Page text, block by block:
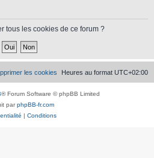
tous les cookies de ce forum ?
Heures au format UTC+02:00
les cookies
® Forum Software © phpBB Limited
parphpBB-fr.com
| Conditions